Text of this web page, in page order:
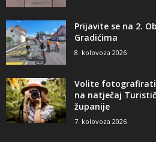
Prijavite se na 2.
Gradićima
8. kolovoza 2026
Volite
na natječaj
županije
7. kolovoza 2026